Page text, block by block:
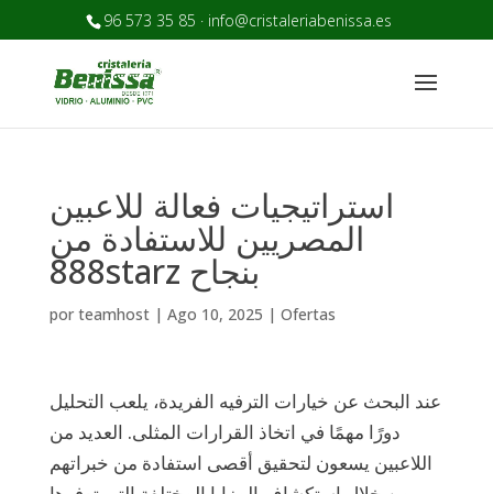
96 573 35 85 · info@cristaleriabenissa.es
استراتيجيات فعالة للاعبين
المصريين للاستفادة من
888starz بنجاح
por teamhost| Ago 10, 2025 | Ofertas
عند البحث عن خيارات الترفيه الفريدة، يلعب التحليل
دورًا مهمًا في اتخاذ القرارات المثلى. العديد من
اللاعبين يسعون لتحقيق أقصى استفادة من خبراتهم